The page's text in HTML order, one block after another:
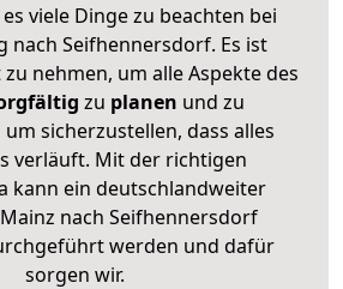
viele Dinge zu beachten bei
nach Seifhennersdorf. Es ist
nehmen, um alle Aspekte des
zu planen und zu
um sicherzustellen, dass alles
verläuft. Mit der richtigen
kann ein deutschlandweiter
nach Seifhennersdorf
werden und dafür
sorgen wir.